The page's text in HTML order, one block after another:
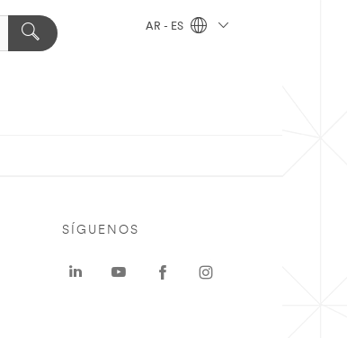
AR - ES
SÍGUENOS